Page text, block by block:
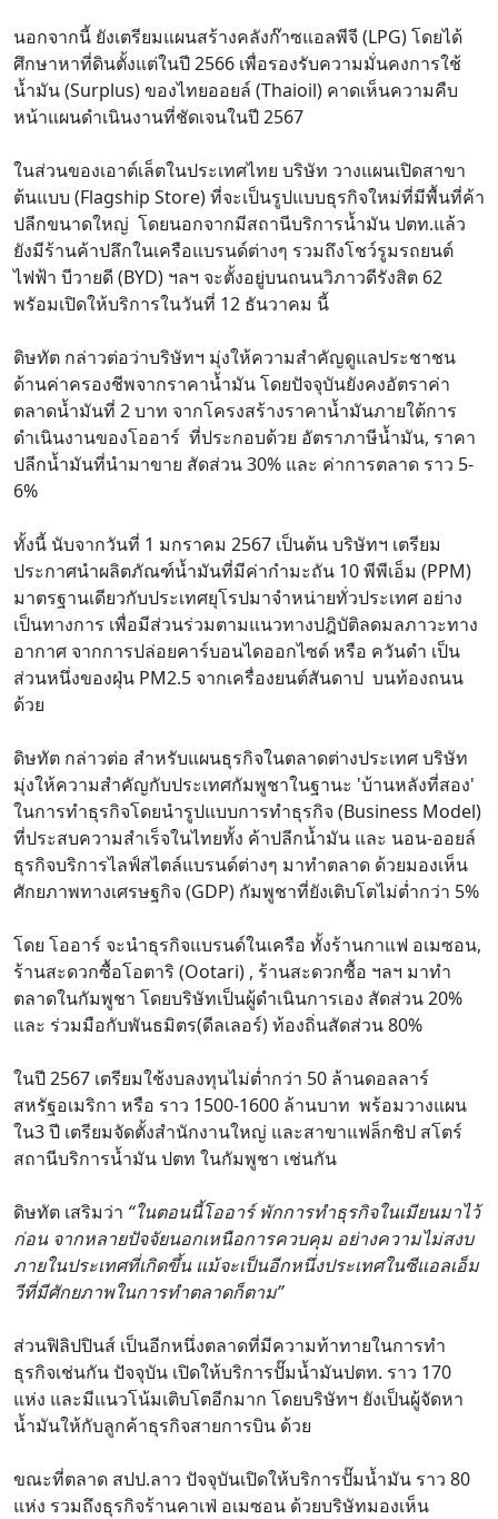
นอกจากนี้ ยังเตรียมแผนสร้างคลังก๊าซแอลพีจี (LPG) โดยได้
ศึกษาหาที่ดินตั้งแต่ในปี 2566 เพื่อรองรับความมั่นคงการใช้
น้ำมัน (Surplus) ของไทยออยล์ (Thaioil) คาดเห็นความคืบ
หน้าแผนดำเนินงานที่ชัดเจนในปี 2567
ในส่วนของเอาต์เล็ตในประเทศไทย บริษัท วางแผนเปิดสาขา
ต้นแบบ (Flagship Store) ที่จะเป็นรูปแบบธุรกิจใหม่ที่มีพื้นที่ค้า
ปลีกขนาดใหญ่ โดยนอกจากมีสถานีบริการน้ำมัน ปตท.แล้ว
ยังมีร้านค้าปลึกในเครือแบรนด์ต่างๆ รวมถึงโชว์รูมรถยนต์
ไฟฟ้า บีวายดี (BYD) ฯลฯ จะตั้งอยู่บนถนนวิภาวดีรังสิต 62
พรัอมเปิดให้บริการในวันที่ 12 ธันวาคม นี้
ดิษทัต กล่าวต่อว่าบริษัทฯ มุ่งให้ความสำคัญดูแลประชาชน
ด้านค่าครองชีพจากราคาน้ำมัน โดยปัจจุบันยังคงอัตราค่า
ตลาดน้ำมันที่ 2 บาท จากโครงสร้างราคาน้ำมันภายใต้การ
ดำเนินงานของโออาร์ ที่ประกอบด้วย อัตราภาษีน้ำมัน, ราคา
ปลีกน้ำมันที่นำมาขาย สัดส่วน 30% และ ค่าการตลาด ราว 5-
6%
ทั้งนี้ นับจากวันที่ 1 มกราคม 2567 เป็นต้น บริษัทฯ เตรียม
ประกาศนำผลิตภัณฑ์น้ำมันที่มีค่ากำมะถัน 10 พีพีเอ็ม (PPM)
มาตรฐานเดียวกับประเทศยุโรปมาจำหน่ายทั่วประเทศ อย่าง
เป็นทางการ เพื่อมีส่วนร่วมตามแนวทางปฎิบัติลดมลภาวะทาง
อากาศ จากการปล่อยคาร์บอนไดออกไซด์ หรือ ควันดำ เป็น
ส่วนหนึ่งของฝุ่น PM2.5 จากเครื่องยนต์สันดาป บนท้องถนน
ด้วย
ดิษทัต กล่าวต่อ สำหรับแผนธุรกิจในตลาดต่างประเทศ บริษัท
มุ่งให้ความสำคัญกับประเทศกัมพูชาในฐานะ 'บ้านหลังที่สอง'
ในการทำธุรกิจโดยนำรูปแบบการทำธุรกิจ (Business Model)
ที่ประสบความสำเร็จในไทยทั้ง ค้าปลีกน้ำมัน และ นอน-ออยล์
ธุรกิจบริการไลฟ์สไตล์แบรนด์ต่างๆ มาทำตลาด ด้วยมองเห็น
ศักยภาพทางเศรษฐกิจ (GDP) กัมพูชาที่ยังเติบโตไม่ต่ำกว่า 5%
โดย โออาร์ จะนำธุรกิจแบรนด์ในเครือ ทั้งร้านกาแฟ อเมซอน,
ร้านสะดวกซื้อโอตาริ (Ootari) , ร้านสะดวกซื้อ ฯลฯ มาทำ
ตลาดในกัมพูชา โดยบริษัทเป็นผู้ดำเนินการเอง สัดส่วน 20%
และ ร่วมมือกับพันธมิตร(ดีลเลอร์) ท้องถิ่นสัดส่วน 80%
ในปี 2567 เตรียมใช้งบลงทุนไม่ต่ำกว่า 50 ล้านดอลลาร์
สหรัฐอเมริกา หรือ ราว 1500-1600 ล้านบาท พร้อมวางแผน
ใน3 ปี เตรียมจัดตั้งสำนักงานใหญ่ และสาขาแฟล็กชิป สโตร์
สถานีบริการน้ำมัน ปตท ในกัมพูชา เช่นกัน
ดิษทัต เสริมว่า “ในตอนนี้โออาร์ พักการทำธุรกิจในเมียนมาไว้
ก่อน จากหลายปัจจัยนอกเหนือการควบคุม อย่างความไม่สงบ
ภายในประเทศที่เกิดขึ้น แม้จะเป็นอีกหนึ่งประเทศในซีแอลเอ็ม
วีที่มีศักยภาพในการทำตลาดก็ตาม”
ส่วนฟิลิปปินส์ เป็นอีกหนึ่งตลาดที่มีความท้าทายในการทำ
ธุรกิจเช่นกัน ปัจจุบัน เปิดให้บริการปั๊มน้ำมันปตท. ราว 170
แห่ง และมีแนวโน้มเติบโตอีกมาก โดยบริษัทฯ ยังเป็นผู้จัดหา
น้ำมันให้กับลูกค้าธุรกิจสายการบิน ด้วย
ขณะที่ตลาด สปป.ลาว ปัจจุบันเปิดให้บริการปั๊มน้ำมัน ราว 80
แห่ง รวมถึงธุรกิจร้านคาเฟ่ อเมซอน ด้วยบริษัทมองเห็น